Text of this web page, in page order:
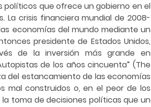
políticos que ofrece un gobierno en el
La crisis financiera mundial de 2008-
economías del mundo mediante un
presidente de Estados Unidos,
de la inversión más grande en
de los años cincuenta” (The
del estancamiento de las economías
mal construidos o, en el peor de los
toma de decisiones políticas que un